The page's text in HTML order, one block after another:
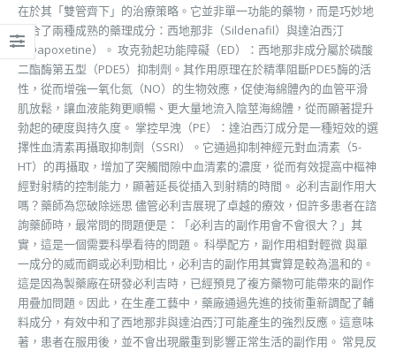
在於其「雙管齊下」的治療策略。它並非單一功能的藥物，而是巧妙地
結合了兩種成熟的藥理成分：西地那非（Sildenafil）與達泊西汀
（Dapoxetine）。 攻克勃起功能障礙（ED）：西地那非成分屬於磷酸
二酯酶第五型（PDE5）抑制劑。其作用原理在於精準阻斷PDE5酶的活
性，從而增強一氧化氮（NO）的生物效應，促使海綿體內的血管平滑
肌放鬆，讓血液能夠更順暢、更大量地流入陰莖海綿體，從而顯著提升
勃起的硬度與持久度。 掌控早洩（PE）：達泊西汀成分是一種短效的選
擇性血清素再攝取抑制劑（SSRI）。它通過抑制神經元對血清素（5-
HT）的再攝取，增加了突觸間隙中血清素的濃度，從而有效提高中樞神
經對射精的控制能力，顯著延長從插入到射精的時間。 必利吉副作用大
嗎？藥師為您破除迷思 儘管必利吉展現了卓越的療效，但許多患者在諮
詢藥師時，最常問的問題便是：「必利吉的副作用會不會很大？」其
實，這是一個需要科學看待的問題。 科學配方，副作用相對輕微 與單
一成分的威而鋼或必利勁相比，必利吉的副作用其實算是較為溫和的。
這是因為製藥廠在研發必利吉時，已經預見了複方藥物可能帶來的副作
用疊加問題。因此，在生產工藝中，藥廠通過先進的技術重新調配了輔
料成分，有效中和了西地那非與達泊西汀可能產生的強烈反應。這意味
著，患者在服用後，並不會出現嚴重到影響正常生活的副作用。 常見反